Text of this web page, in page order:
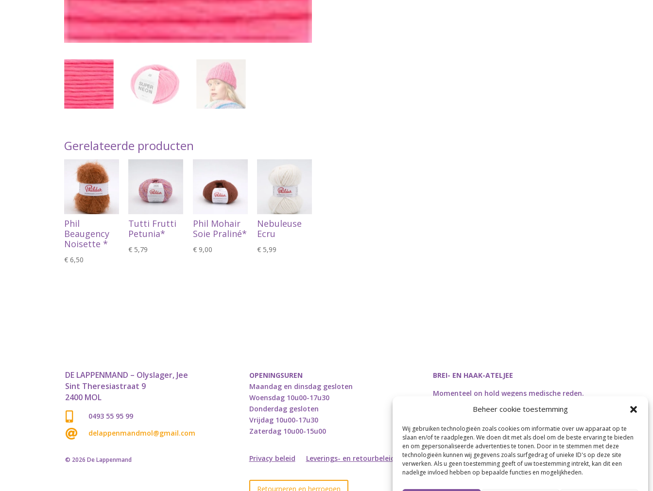
Beheer cookie toestemming
Wij gebruiken technologieën zoals cookies om informatie over uw apparaat op te
slaan en/of te raadplegen. We doen dit met als doel om de beste ervaring te bieden
en om gepersonaliseerde advertenties te tonen. Door in te stemmen met deze
technologieën kunnen wij gegevens zoals surfgedrag of unieke ID's op deze site
verwerken. Als u geen toestemming geeft of uw toestemming intrekt, kan dit een
nadelige invloed hebben op bepaalde functies en mogelijkheden.
Gerelateerde producten
Phil
Beaugency
Noisette *
€ 6,50
Tutti Frutti
Petunia*
€ 5,79
Phil Mohair
Soie Praliné*
€9,00
Nebuleuse
Ecru
€ 5,99
DE LAPPENMAND – Olyslager, Jee
Sint Theresiastraat 9
2400 MOL
 0493 55 95 99
 delappenmandmol@gmail.com
© 2026 De Lappenmand
OPENINGSUREN
Maandag en dinsdag gesloten
Woensdag 10u00-17u30
Donderdag gesloten
Vrijdag 10u00-17u30
Zaterdag 10u00-15u00
Privacy beleid Leverings- en retourbeleid
Retourneren en herroepen
BREI- EN HAAK-ATELJEE
Momenteel on hold wegens medische reden.
Heropstart september.
Webdesign byConnection Communication